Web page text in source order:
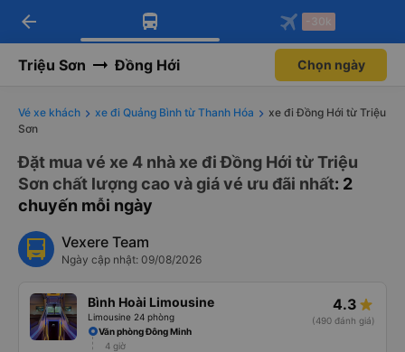
Tải app Vexere ngay!
Nhận ưu đãi thành viên độc
Mở app
Tải app Vexere
-30k/ghế khi đặt vé máy bay qua
Mở app
arrow_back -30k
Triệu Sơn Đồng Hới Chọn ngày
Vé xe khách xe đi Quảng Bình từ Thanh Hóa
xe đi Đồng Hới từ Triệu
Sơn
Đặt mua vé xe 4 nhà xe đi Đồng Hới từ Triệu
Sơn chất lượng cao và giá vé ưu đãi nhất: 2
chuyến mỗi ngày
Vexere Team
Ngày cập nhật: 09/08/2026
Bình Hoài Limousine
Limousine 24 phòng
4.3
(490 đánh giá)
Văn phòng Đông Minh
4 giờ